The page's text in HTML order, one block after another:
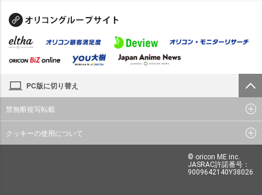
PC版に切り替え
禁無断複写転載
クッキーの使用について
© oricon ME inc.
JASRAC許諾番号：
9009642140Y38026